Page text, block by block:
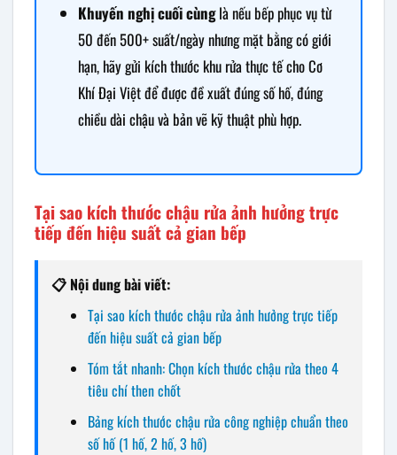
Khuyến nghị cuối cùnglà nếu bếp phục vụ từ
50 đến 500+ suất/ngày nhưng mặt bằng có giới
hạn, hãy gửi kích thước khu rửa thực tế cho Cơ
Khí Đại Việt để được đề xuất đúng số hố, đúng
chiều dài chậu và bản vẽ kỹ thuật phù hợp.
Tại sao kích thước chậu rửa ảnh hưởng trực
tiếp đến hiệu suất cả gian bếp
📋 Nội dung bài viết:
Tại sao kích thước chậu rửa ảnh hưởng trực tiếp
đến hiệu suất cả gian bếp
Tóm tắt nhanh: Chọn kích thước chậu rửa theo 4
tiêu chí then chốt
Bảng kích thước chậu rửa công nghiệp chuẩn theo
số hố (1 hố, 2 hố, 3 hố)